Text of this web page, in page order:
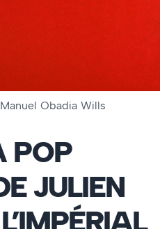
Obadia Wills
POP
JULIEN